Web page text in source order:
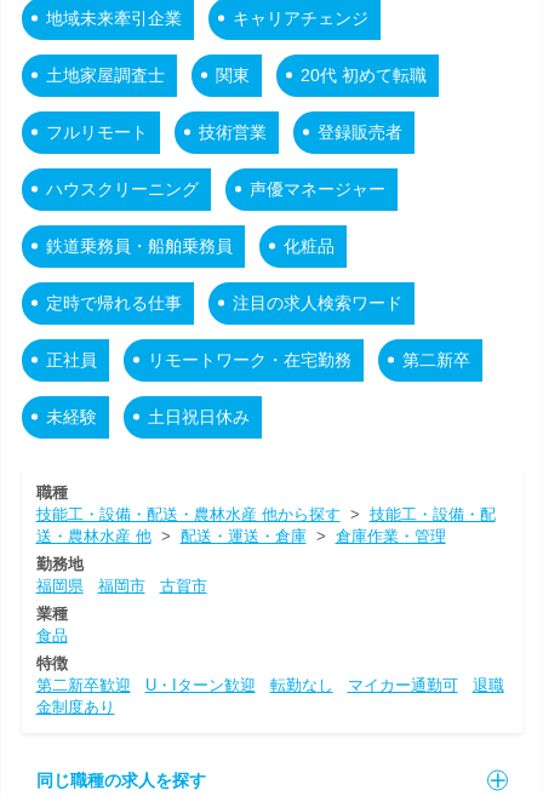
地域未来牽引企業 キャリアチェンジ
土地家屋調査士 関東 20代 初めて転職
フルリモート 技術営業 登録販売者
ハウスクリーニング 声優マネージャー
鉄道乗務員・船舶乗務員 化粧品
定時で帰れる仕事 注目の求人検索ワード
正社員 リモートワーク・在宅勤務 第二新卒
未経験 土日祝日休み
職種
技能工・設備・配送・農林水産 他から探す > 技能工・設備・配
送・農林水産 他> 配送・運送・倉庫> 倉庫作業・管理
勤務地
福岡県
福岡市
古賀市
業種
食品
特徴
第二新卒歓迎
U・Iターン歓迎 転勤なし マイカー通勤可
退職
金制度あり
同じ職種の求人を探す